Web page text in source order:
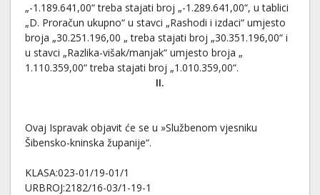
„-1.189.641,00“ treba stajati broj „-1.289.641,00“, u tablici
„D. Proračun ukupno“ u stavci „Rashodi i izdaci“ umjesto
broja „30.251.196,00 „ treba stajati broj „30.351.196,00“ i
u stavci „Razlika-višak/manjak“ umjesto broja „
1.110.359,00“ treba stajati broj „1.010.359,00“.
II.
Ovaj Ispravak objavit će se u »Službenom vjesniku
Šibensko-kninska županije“.
KLASA:023-01/19-01/1
URBROJ:2182/16-03/1-19-1